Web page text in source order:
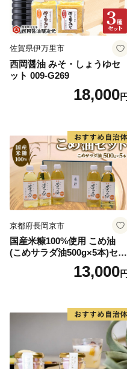
佐賀県伊万里市
西岡醤油 みそ・しょうゆセ
ット 009-G269
18,000円
京都府長岡京市
国産米糠100%使用 こめ油
(こめサラダ油500g×5本)セッ
13,000円